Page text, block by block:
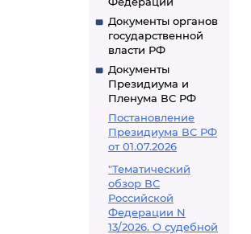
Документы органов
государственной
власти РФ
Документы
Президиума и
Пленума ВС РФ
Постановление
Президиума ВС РФ
от 01.07.2026
"Тематический
обзор ВС
Российской
Федерации N
13/2026. О судебной